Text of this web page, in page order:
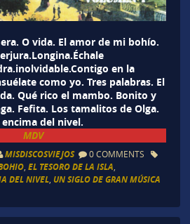
O vida. El amor de mi bohío.
en la
como yo. Tres palabras. El
Qué rico el mambo. Bonito y
Fefita. Los tamalitos de Olga.
encima del nivel.
MDV
MISDISCOSVIEJOS 0 COMMENTS
, EL TESORO DE LA ISLA
DEL NIVEL, UN SIGLO DE GRAN MÚSICA